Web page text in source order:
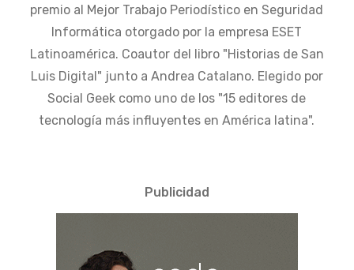
premio al Mejor Trabajo Periodístico en Seguridad
Informática otorgado por la empresa ESET
Latinoamérica. Coautor del libro "Historias de San
Luis Digital" junto a Andrea Catalano. Elegido por
Social Geek como uno de los "15 editores de
tecnología más influyentes en América latina".
Publicidad